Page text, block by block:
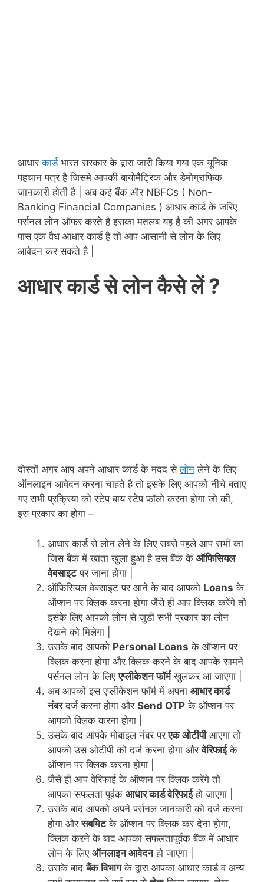
आधारकार्डभारत सरकार के द्वारा जारी किया गया एक यूनिक
पहचान पत्र है जिसमे आपकी बायोमैट्रिक और डेमोग्राफिक
जानकारी होती है | अब कई बैंक और NBFCs ( Non-
Banking Financial Companies ) आधार कार्ड के जरिए
पर्सनल लोन ऑफर करते है इसका मतलब यह है की अगर आपके
पास एक वैध आधार कार्ड है तो आप आसानी से लोन के लिए
आवेदन कर सकते है |
आधार कार्ड से लोन कैसे लें ?
दोस्तों अगर आप अपने आधार कार्ड के मदद सेलोन लेने के लिए
ऑनलाइन आवेदन करना चाहते है तो इसके लिए आपको नीचे बताए
गए सभी प्रक्रिया को स्टेप बाय स्टेप फॉलो करना होगा जो की,
इस प्रकार का होगा –
आधार कार्ड से लोन लेने के लिए सबसे पहले आप सभी का
जिस बैंक में खाता खुला हुआ है उस बैंक के ऑफिसियल
वेबसाइटपर जाना होगा |
ऑफिसियल वेबसाइट पर आने के बाद आपको Loans के
ऑप्शन पर क्लिक करना होगा जैसे ही आप क्लिक करेंगे तो
इसके लिए आपको लोन से जुडी सभी प्रकार का लोन
देखने को मिलेगा |
उसके बाद आपको Personal Loans के ऑप्शन पर
क्लिक करना होगा और क्लिक करने के बाद आपके सामने
पर्सनल लोन के लिएएप्लीकेशन फॉर्मखुलकर आ जाएगा |
अब आपको इस एप्लीकेशन फॉर्म में अपना आधार कार्ड
नंबरदर्ज करना होगा और Send OTP के ऑप्शन पर
आपको क्लिक करना होगा |
उसके बाद आपके मोबाइल नंबर परएक ओटीपीआएगा तो
आपको उस ओटीपी को दर्ज करना होगा औरवेरिफाईके
ऑप्शन पर क्लिक करना होगा |
जैसे ही आप वेरिफाई के ऑप्शन पर क्लिक करेंगे तो
आपका सफलता पूर्वक आधार कार्ड वेरिफाईहो जाएगा |
उसके बाद आपको अपने पर्सनल जानकारी को दर्ज करना
होगा औरसबमिटके ऑप्शन पर क्लिक कर देना होगा,
क्लिक करने के बाद आपका सफलतापूर्वक बैंक में आधार
लोन के लिए ऑनलाइन आवेदनहो जाएगा |
उसके बादबैंक विभागके द्वारा आपका आधार कार्ड व अन्य